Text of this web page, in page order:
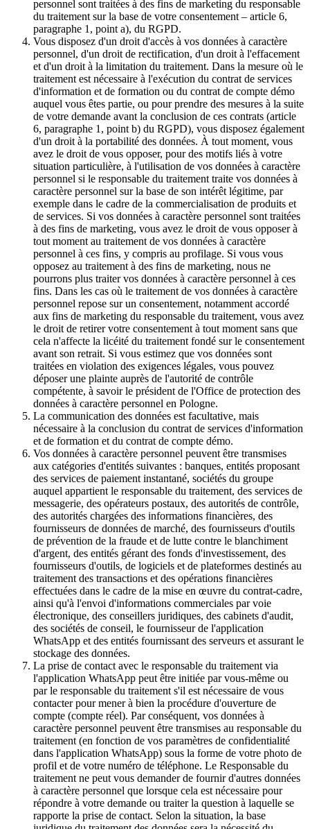
personnel sont traitées à des fins de marketing du responsable
du traitement sur la base de votre consentement – article 6,
paragraphe 1, point a), du RGPD.
Vous disposez d'un droit d'accès à vos données à caractère
personnel, d'un droit de rectification, d'un droit à l'effacement
et d'un droit à la limitation du traitement. Dans la mesure où le
traitement est nécessaire à l'exécution du contrat de services
d'information et de formation ou du contrat de compte démo
auquel vous êtes partie, ou pour prendre des mesures à la suite
de votre demande avant la conclusion de ces contrats (article
6, paragraphe 1, point b) du RGPD), vous disposez également
d'un droit à la portabilité des données. À tout moment, vous
avez le droit de vous opposer, pour des motifs liés à votre
situation particulière, à l'utilisation de vos données à caractère
personnel si le responsable du traitement traite vos données à
caractère personnel sur la base de son intérêt légitime, par
exemple dans le cadre de la commercialisation de produits et
de services. Si vos données à caractère personnel sont traitées
à des fins de marketing, vous avez le droit de vous opposer à
tout moment au traitement de vos données à caractère
personnel à ces fins, y compris au profilage. Si vous vous
opposez au traitement à des fins de marketing, nous ne
pourrons plus traiter vos données à caractère personnel à ces
fins. Dans les cas où le traitement de vos données à caractère
personnel repose sur un consentement, notamment accordé
aux fins de marketing du responsable du traitement, vous avez
le droit de retirer votre consentement à tout moment sans que
cela n'affecte la licéité du traitement fondé sur le consentement
avant son retrait. Si vous estimez que vos données sont
traitées en violation des exigences légales, vous pouvez
déposer une plainte auprès de l'autorité de contrôle
compétente, à savoir le président de l'Office de protection des
données à caractère personnel en Pologne.
La communication des données est facultative, mais
nécessaire à la conclusion du contrat de services d'information
et de formation et du contrat de compte démo.
Vos données à caractère personnel peuvent être transmises
aux catégories d'entités suivantes : banques, entités proposant
des services de paiement instantané, sociétés du groupe
auquel appartient le responsable du traitement, des services de
messagerie, des opérateurs postaux, des autorités de contrôle,
des autorités chargées des informations financières, des
fournisseurs de données de marché, des fournisseurs d'outils
de prévention de la fraude et de lutte contre le blanchiment
d'argent, des entités gérant des fonds d'investissement, des
fournisseurs d'outils, de logiciels et de plateformes destinés au
traitement des transactions et des opérations financières
effectuées dans le cadre de la mise en œuvre du contrat-cadre,
ainsi qu'à l'envoi d'informations commerciales par voie
électronique, des conseillers juridiques, des cabinets d'audit,
des sociétés de conseil, le fournisseur de l'application
WhatsApp et des entités fournissant des serveurs et assurant le
stockage des données.
La prise de contact avec le responsable du traitement via
l'application WhatsApp peut être initiée par vous-même ou
par le responsable du traitement s'il est nécessaire de vous
contacter pour mener à bien la procédure d'ouverture de
compte (compte réel). Par conséquent, vos données à
caractère personnel peuvent être transmises au responsable du
traitement (en fonction de vos paramètres de confidentialité
dans l'application WhatsApp) sous la forme de votre photo de
profil et de votre numéro de téléphone. Le Responsable du
traitement ne peut vous demander de fournir d'autres données
à caractère personnel que lorsque cela est nécessaire pour
répondre à votre demande ou traiter la question à laquelle se
rapporte la prise de contact. Selon la situation, la base